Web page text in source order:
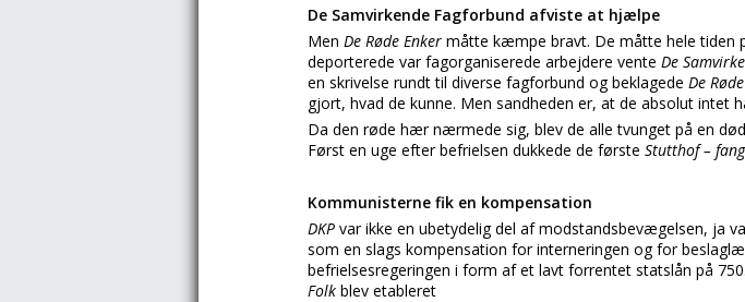
De Samvirkende Fagforbund afviste at hjælpe
Men De Røde Enker måtte kæmpe bravt. De måtte hele tiden
deporterede var fagorganiserede arbejdere vente De
en skrivelse rundt til diverse fagforbund og beklagede De
gjort, hvad de kunne. Men sandheden er, at de absolut intet
Da den røde hær nærmede sig, blev de alle tvunget på en
Først en uge efter befrielsen dukkede de første Stutthof –
Kommunisterne fik en kompensation
DKP var ikke en ubetydelig del af modstandsbevægelsen, ja
som en slags kompensation for interneringen og for
befrielsesregeringen i form af et lavt forrentet statslån på
Folk blev etableret